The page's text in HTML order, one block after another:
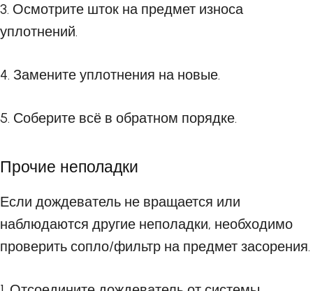
3. Осмотрите шток на предмет износа
уплотнений.
4. Замените уплотнения на новые.
5. Соберите всё в обратном порядке.
Прочие неполадки
Если дождеватель не вращается или
наблюдаются другие неполадки, необходимо
проверить сопло/фильтр на предмет засорения.